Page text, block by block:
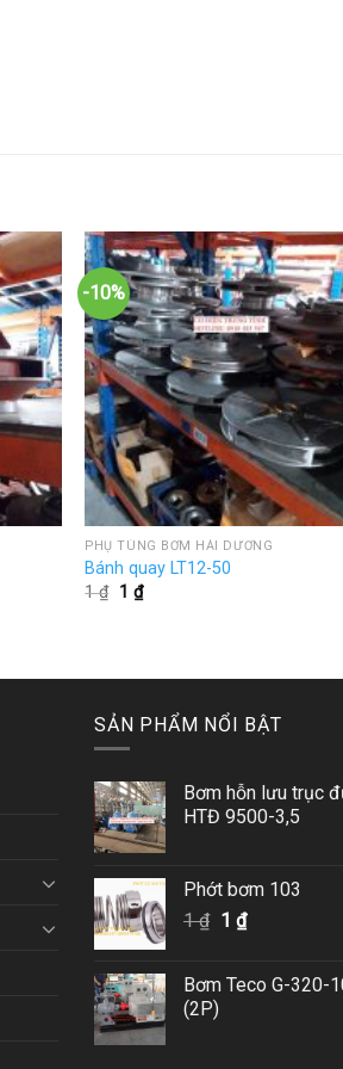
-10%
PHỤ TÙNG BƠM HẢI DƯƠNG
Bánh quay LT12-50
1₫ Giá
gốc
1 ₫Giá
hiện
SẢN PHẨM NỔI BẬT
Bơm hỗn lưu trục
HTĐ 9500-3,5
Phớt bơm 103
1₫ Giá
1 ₫.
1 ₫Giá
là:
Bơm Teco G-320-
(2P)